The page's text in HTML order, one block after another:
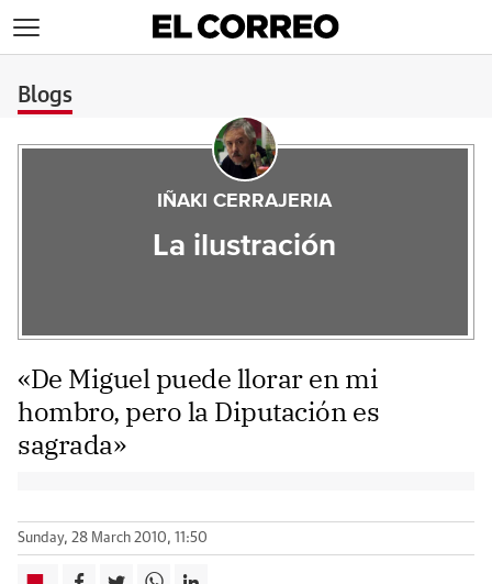
Blogs
IÑAKI CERRAJERIA
La ilustración
«De Miguel puede llorar en mi
hombro, pero la Diputación es
sagrada»
Sunday, 28 March 2010, 11:50